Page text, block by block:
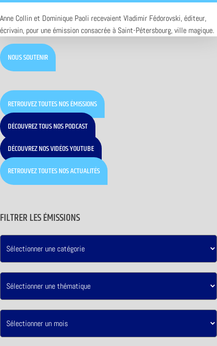
Anne Collin et Dominique Paoli recevaient Vladimir Fédorovski, éditeur,
écrivain, pour une émission consacrée à Saint-Pétersbourg, ville magique.
NOUS SOUTENIR
RETROUVEZ TOUTES NOS ÉMISSIONS
DÉCOUVREZ TOUS NOS PODCAST
DÉCOUVREZ NOS VIDÉOS YOUTUBE
RETROUVEZ TOUTES NOS ACTUALITÉS
FILTRER LES ÉMISSIONS